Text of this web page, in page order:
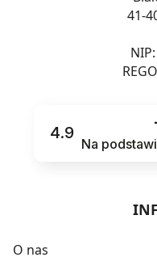
41-
4.9
Na
O nas